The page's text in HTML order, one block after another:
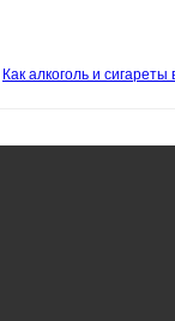
Как алкоголь и